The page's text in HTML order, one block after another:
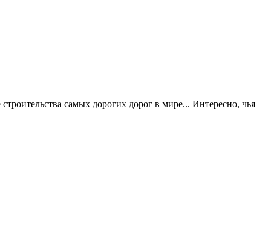
самых дорогих дорог в мире... Интересно, чья